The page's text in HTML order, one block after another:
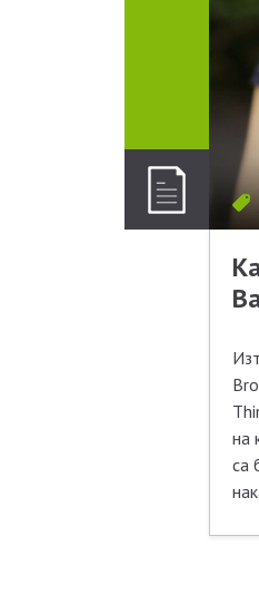
на
са